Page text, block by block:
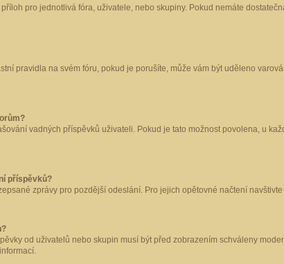
pro jednotlivá fóra, uživatele, nebo skupiny. Pokud nemáte
pravidla na svém fóru, pokud je porušíte, může vám být uděleno
vadných příspěvků uživateli. Pokud je tato možnost povolena, u
příspěvků?
zprávy pro pozdější odeslání. Pro jejich opětovné načtení
od uživatelů nebo skupin musí být před zobrazením schváleny